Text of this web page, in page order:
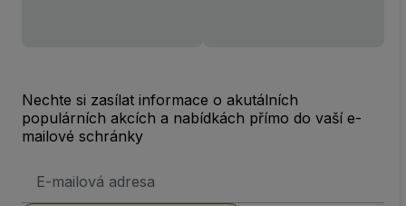
Nechte si zasílat informace o akutálních
populárních akcích a nabídkách přímo do vaší e-
mailové schránky
adresa